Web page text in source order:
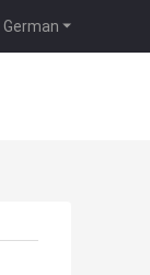
German